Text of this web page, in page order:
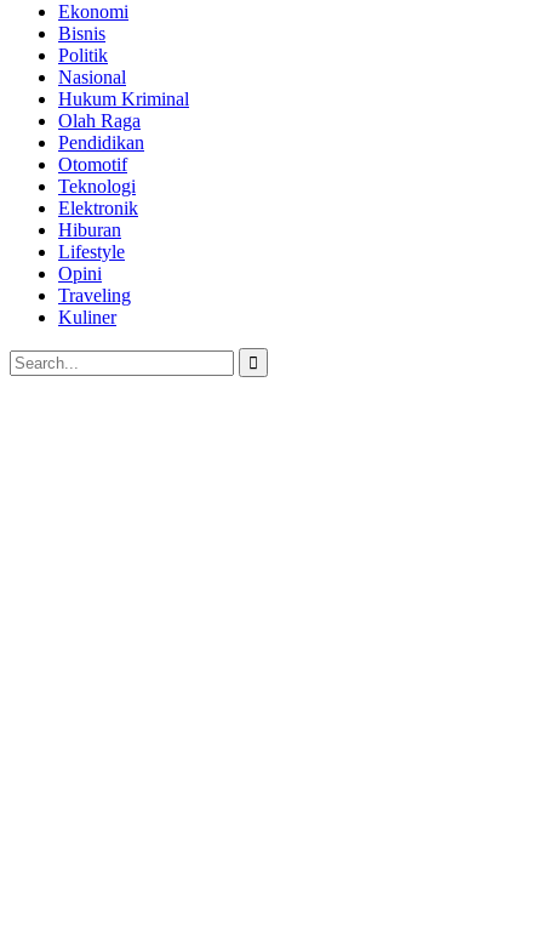
Ekonomi
Bisnis
Politik
Nasional
Hukum Kriminal
Olah Raga
Pendidikan
Otomotif
Teknologi
Elektronik
Hiburan
Lifestyle
Opini
Traveling
Kuliner